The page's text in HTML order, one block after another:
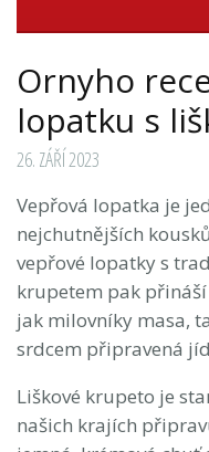
Ornyho
lopatku s
26. ZÁŘÍ 2023
Vepřová lopatka je
nejchutnějších
vepřové lopatky s
krupetem pak
jak milovníky masa,
srdcem připravená
Liškové krupeto je
našich krajích